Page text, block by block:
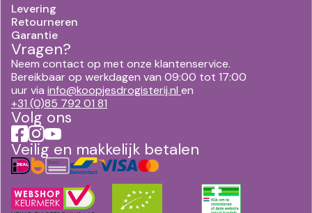
Levering
Retourneren
Garantie
Vragen?
Neem contact op met onze klantenservice.
Bereikbaar op werkdagen van 09:00 tot 17:00
uur via info@koopjesdrogisterij.nl en
+31 (0)85 792 01 81
Volg ons
Veilig en makkelijk betalen